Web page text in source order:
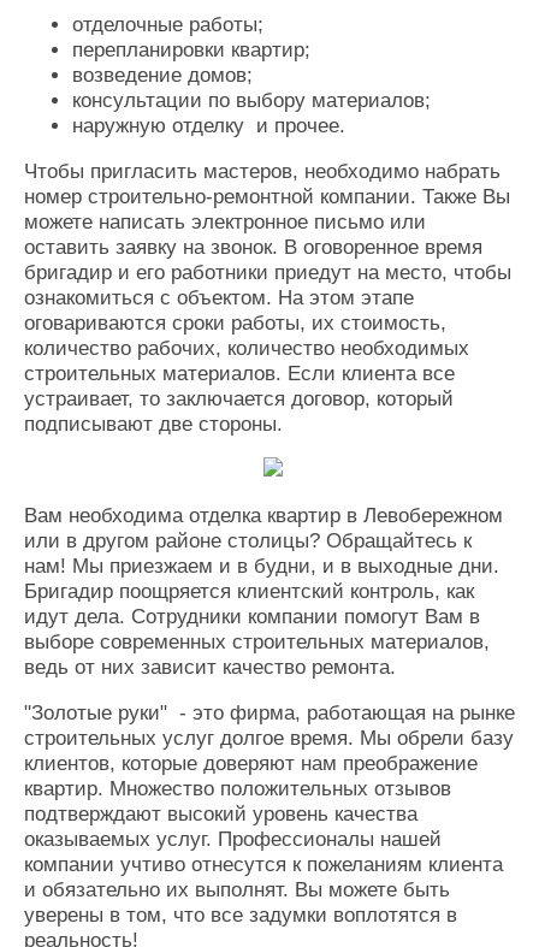
отделочные работы;
перепланировки квартир;
возведение домов;
консультации по выбору материалов;
наружную отделку и прочее.
Чтобы пригласить мастеров, необходимо набрать
номер строительно-ремонтной компании. Также Вы
можете написать электронное письмо или
оставить заявку на звонок. В оговоренное время
бригадир и его работники приедут на место, чтобы
ознакомиться с объектом. На этом этапе
оговариваются сроки работы, их стоимость,
количество рабочих, количество необходимых
строительных материалов. Если клиента все
устраивает, то заключается договор, который
подписывают две стороны.
Вам необходима отделка квартир в Левобережном
или в другом районе столицы? Обращайтесь к
нам! Мы приезжаем и в будни, и в выходные дни.
Бригадир поощряется клиентский контроль, как
идут дела. Сотрудники компании помогут Вам в
выборе современных строительных материалов,
ведь от них зависит качество ремонта.
"Золотые руки" - это фирма, работающая на рынке
строительных услуг долгое время. Мы обрели базу
клиентов, которые доверяют нам преображение
квартир. Множество положительных отзывов
подтверждают высокий уровень качества
оказываемых услуг. Профессионалы нашей
компании учтиво отнесутся к пожеланиям клиента
и обязательно их выполнят. Вы можете быть
уверены в том, что все задумки воплотятся в
реальность!